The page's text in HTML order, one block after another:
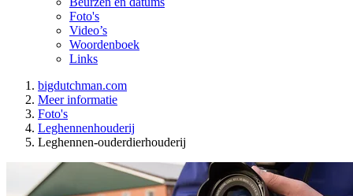
Foto's
Video’s
Woordenboek
Links
bigdutchman.com
Meer informatie
Foto's
Leghennenhouderij
Leghennen-ouderdierhouderij